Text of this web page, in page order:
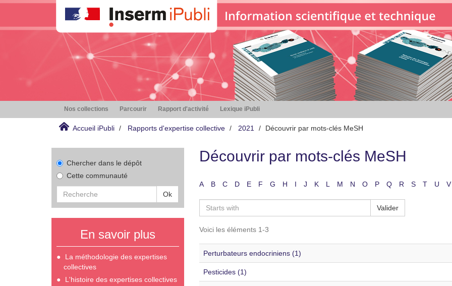
Nos collections Parcourir Rapport d'activité Lexique iPubli
Accueil iPubli Rapports d'expertise collective 2021 Découvrir par mots-clés MeSH
Chercher dans le dépôt
Cette communauté
Ok
En savoir plus
La méthodologie des expertises
collectives
L'histoire des expertises collectives
Découvrir par mots-clés MeSH
A B C D E F G H I J K L M N O P Q R S T U V
Valider
Voici les éléments 1-3
Perturbateurs endocriniens (1)
Pesticides (1)